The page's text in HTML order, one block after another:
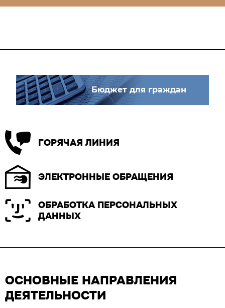
Бюджет для граждан
ГОРЯЧАЯ ЛИНИЯ
ЭЛЕКТРОННЫЕ ОБРАЩЕНИЯ
ОБРАБОТКА ПЕРСОНАЛЬНЫХ
ДАННЫХ
ОСНОВНЫЕ НАПРАВЛЕНИЯ
ДЕЯТЕЛЬНОСТИ